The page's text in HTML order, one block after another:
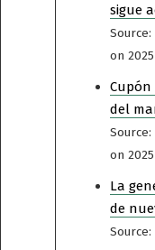
sigue
on
Cupón
del
on
La
de